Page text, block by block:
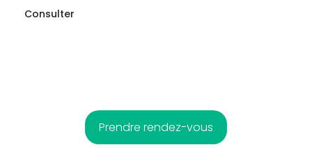
Consulter
Prendre rendez-vous